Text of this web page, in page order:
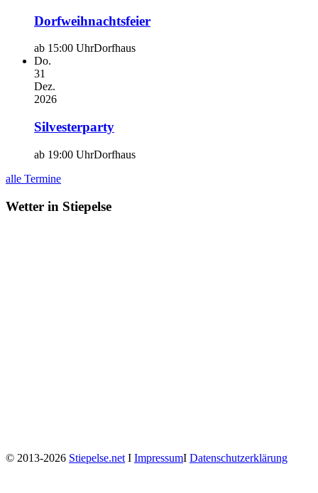
Dorfweihnachtsfeier
ab 15:00 UhrDorfhaus
Do.
31
Dez.
2026
Silvesterparty
ab 19:00 UhrDorfhaus
alle Termine
Wetter in Stiepelse
© 2013-2026 Stiepelse.net Ι ImpressumΙ Datenschutzerklärung